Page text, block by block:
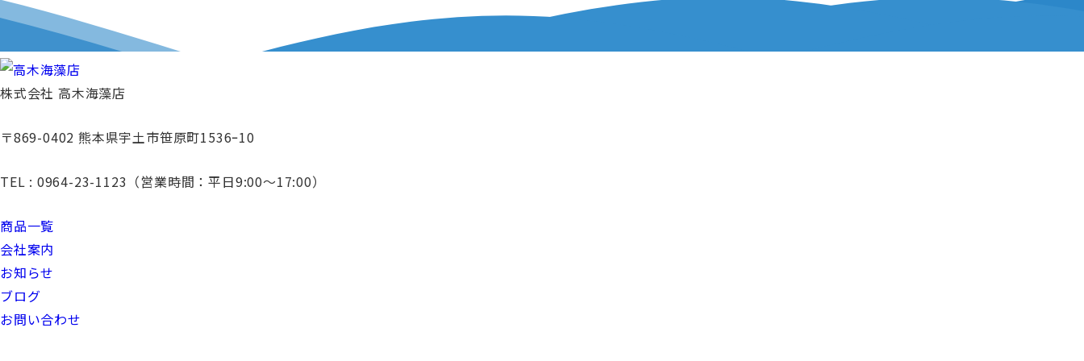
株式会社 高木海藻店
〒869-0402 熊本県宇土市笹原町1536ｰ10
TEL : 0964-23-1123（営業時間：平日9:00〜17:00）
商品一覧
会社案内
お知らせ
ブログ
お問い合わせ